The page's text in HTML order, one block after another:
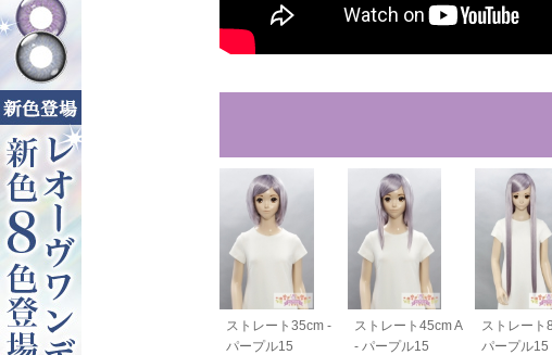
バンス80cm
ル15
ストレート35cm -
パープル15
ストレート45cm A
- パープル15
ストレート
パープル15